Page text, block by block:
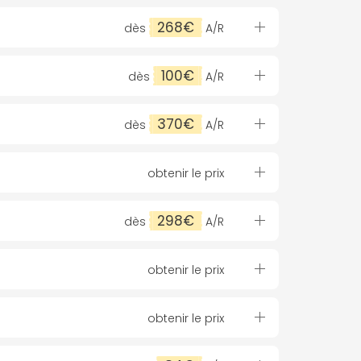
dès 268€ A/R
dès 100€ A/R
dès 370€ A/R
obtenir le prix
dès 298€ A/R
obtenir le prix
obtenir le prix